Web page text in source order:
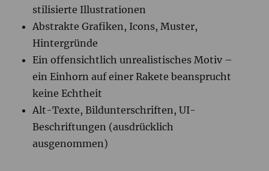
stilisierte Illustrationen
Abstrakte Grafiken, Icons, Muster,
Hintergründe
Ein offensichtlich unrealistisches Motiv –
ein Einhorn auf einer Rakete beansprucht
keine Echtheit
Alt-Texte, Bildunterschriften, UI-
Beschriftungen (ausdrücklich
ausgenommen)